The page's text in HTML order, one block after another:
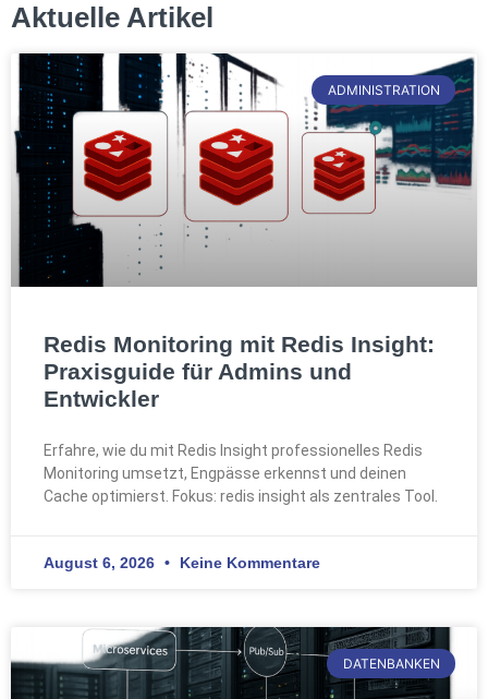
Aktuelle Artikel
ADMINISTRATION
Redis Monitoring mit Redis Insight:
Praxisguide für Admins und
Entwickler
Erfahre, wie du mit Redis Insight professionelles Redis
Monitoring umsetzt, Engpässe erkennst und deinen
Cache optimierst. Fokus: redis insight als zentrales Tool.
August 6, 2026 Keine Kommentare
DATENBANKEN